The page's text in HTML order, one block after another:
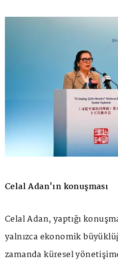
Celal Adan'ın konuşması
Celal Adan, yaptığı
yalnızca ekonomik
zamanda küresel